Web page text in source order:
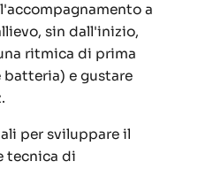
a
sin dall'inizio,
ritmica di prima
batteria) e gustare
per sviluppare il
tecnica di